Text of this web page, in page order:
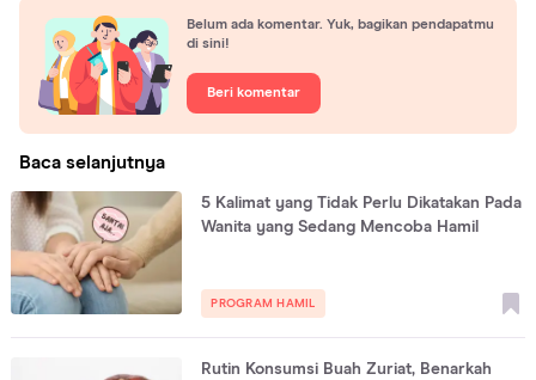
Belum ada komentar. Yuk, bagikan pendapatmu
di sini!
Beri komentar
Baca selanjutnya
5 Kalimat yang Tidak Perlu Dikatakan Pada
Wanita yang Sedang Mencoba Hamil
PROGRAM HAMIL
Rutin Konsumsi Buah Zuriat, Benarkah